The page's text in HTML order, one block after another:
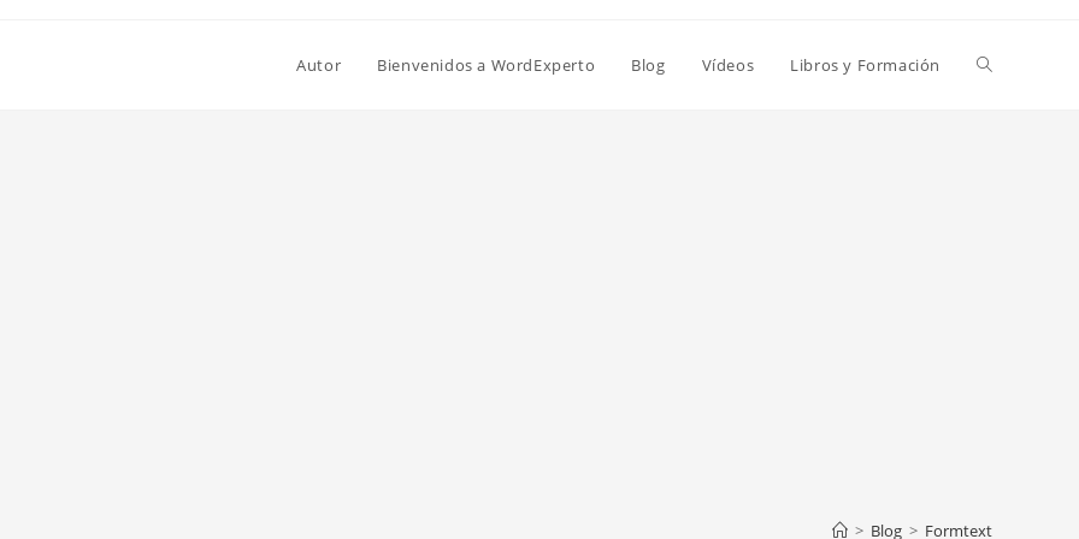
Autor Bienvenidos a WordExperto Blog Vídeos Libros y Formación Alternar
> Blog > Formtext